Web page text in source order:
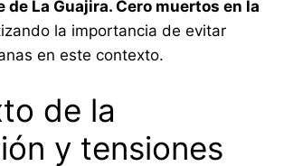
de La Guajira. Cero muertos en la
la importancia de evitar
en este contexto.
de la
y tensiones